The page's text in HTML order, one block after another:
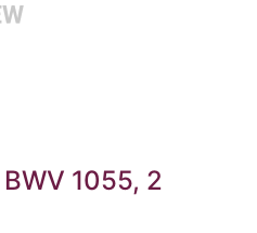
1055, 2